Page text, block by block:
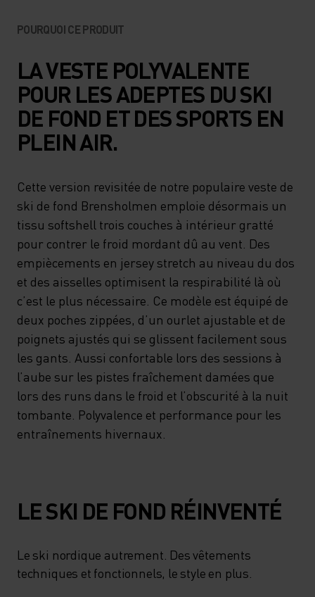
POURQUOI CE PRODUIT
LA VESTE POLYVALENTE
POUR LES ADEPTES DU SKI
DE FOND ET DES SPORTS EN
PLEIN AIR.
Cette version revisitée de notre populaire veste de
ski de fond Brensholmen emploie désormais un
tissu softshell trois couches à intérieur gratté
pour contrer le froid mordant dû au vent. Des
empiècements en jersey stretch au niveau du dos
et des aisselles optimisent la respirabilité là où
c’est le plus nécessaire. Ce modèle est équipé de
deux poches zippées, d’un ourlet ajustable et de
poignets ajustés qui se glissent facilement sous
les gants. Aussi confortable lors des sessions à
l’aube sur les pistes fraîchement damées que
lors des runs dans le froid et l’obscurité à la nuit
tombante. Polyvalence et performance pour les
entraînements hivernaux.
LE SKI DE FOND RÉINVENTÉ
Le ski nordique autrement. Des vêtements
techniques et fonctionnels, le style en plus.